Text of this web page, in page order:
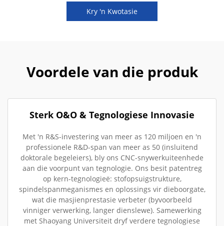
Kry 'n Kwotasie
Voordele van die produk
Sterk O&O & Tegnologiese Innovasie
Met 'n R&S-investering van meer as 120 miljoen en 'n
professionele R&D-span van meer as 50 (insluitend
doktorale begeleiers), bly ons CNC-snywerkuiteenhede
aan die voorpunt van tegnologie. Ons besit patentreg
op kern-tegnologieë: stofopsuigstrukture,
spindelspanmeganismes en oplossings vir dieboorgate,
wat die masjienprestasie verbeter (byvoorbeeld
vinniger verwerking, langer dienslewe). Samewerking
met Shaoyang Universiteit dryf verdere tegnologiese